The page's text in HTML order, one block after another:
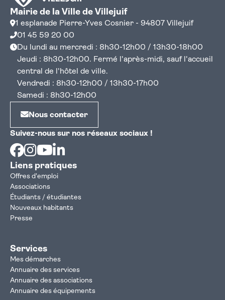
Mairie de la Ville de Villejuif
1 esplanade Pierre-Yves Cosnier - 94807 Villejuif
01 45 59 20 00
Du lundi au mercredi : 8h30-12h00 / 13h30-18h00
Jeudi : 8h30-12h00. Fermé l'après-midi, sauf l'accueil
central de l'hôtel de ville.
Vendredi : 8h30-12h00 / 13h30-17h00
Samedi : 8h30-12h00
Nous contacter
Suivez-nous sur nos réseaux sociaux !
Facebook
Instagram
Youtube
Liens pratiques
Offres d'emploi
Associations
Étudiants / étudiantes
Nouveaux habitants
Presse
Services
Mes démarches
Annuaire des services
Annuaire des associations
Annuaire des équipements